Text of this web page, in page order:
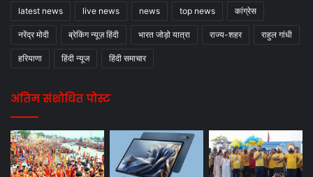
latest news live news news top news कांग्रेस
नरेंद्र मोदी ब्रेकिंग न्यूज़ हिंदी भारत जोड़ो यात्रा राज्य-शहर राहुल गांधी
हरियाणा हिंदी न्यूज हिंदी समाचार
अंतिम संशोधित पोस्ट